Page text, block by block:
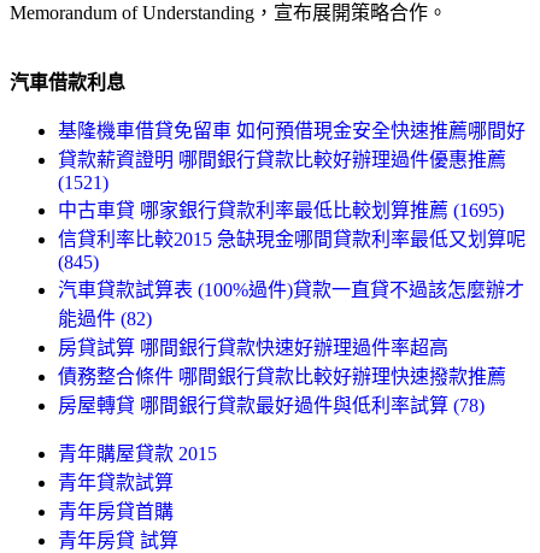
Memorandum of Understanding，宣布展開策略合作。
汽車借款利息
基隆機車借貸免留車 如何預借現金安全快速推薦哪間好
貸款薪資證明 哪間銀行貸款比較好辦理過件優惠推薦
(1521)
中古車貸 哪家銀行貸款利率最低比較划算推薦 (1695)
信貸利率比較2015 急缺現金哪間貸款利率最低又划算呢
(845)
汽車貸款試算表 (100%過件)貸款一直貸不過該怎麼辦才
能過件 (82)
房貸試算 哪間銀行貸款快速好辦理過件率超高
債務整合條件 哪間銀行貸款比較好辦理快速撥款推薦
房屋轉貸 哪間銀行貸款最好過件與低利率試算 (78)
青年購屋貸款 2015
青年貸款試算
青年房貸首購
青年房貸 試算